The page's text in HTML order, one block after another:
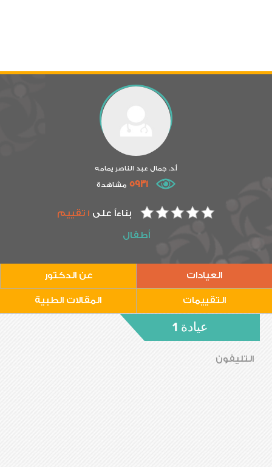
أ.د. جمال عبد الناصر يمامه
5931 مشاهدة
بناءاً على 1 تقييم
أطفال
العيادات عن الدكتور
التقييمات المقالات الطبية
عيادة 1
التليفون